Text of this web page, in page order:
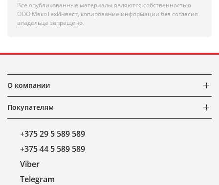
Все опубликованные материалы являются собственностью
ООО МакоТехИнвест, копирование информации без согласия
владельца запрещено.
О компании
Покупателям
+375 29 5 589 589
+375 44 5 589 589
Viber
Telegram